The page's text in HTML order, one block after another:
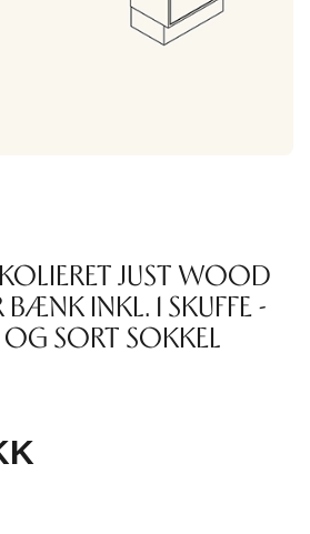
JUST WOOD
BÆNK INKL. 1 SKUFFE -
SORT SOKKEL